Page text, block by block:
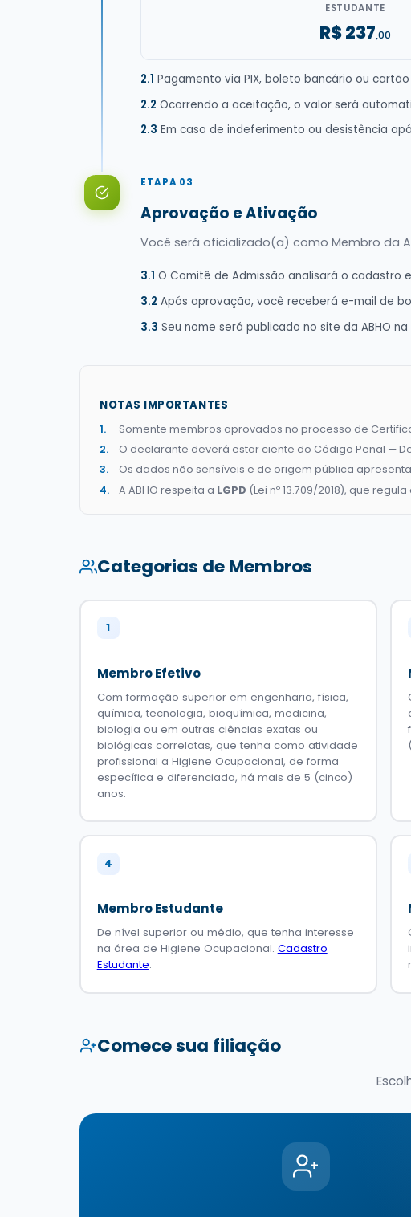
ESTUDANTE
R$ 237,00
2.1 Pagamento via PIX, boleto bancário ou
2.2 Ocorrendo a aceitação, o valor será
2.3 Em caso de indeferimento ou desistência
ETAPA 03
Aprovação e Ativação
Você será oficializado(a) como Membro da
3.1 O Comitê de Admissão analisará o cadastro
3.2 Após aprovação, você receberá e-mail de
3.3 Seu nome será publicado no site da ABHO
NOTAS IMPORTANTES
Somente membros aprovados no processo de
O declarante deverá estar ciente do Código Penal —
Os dados não sensíveis e de origem pública
A ABHO respeita a LGPD (Lei nº 13.709/2018), que
Categorias de Membros
1
Membro Efetivo
Com formação superior em engenharia, física,
química, tecnologia, bioquímica, medicina,
biologia ou em outras ciências exatas ou
biológicas correlatas, que tenha como atividade
profissional a Higiene Ocupacional, de forma
específica e diferenciada, há mais de 5 (cinco)
anos.
4
Membro Estudante
De nível superior ou médio, que tenha interesse
na área de Higiene Ocupacional. Cadastro
Estudante.
Comece sua filiação